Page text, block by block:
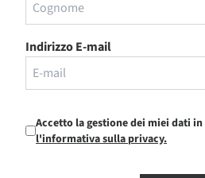
Indirizzo E-mail
Accetto la gestione dei miei dati
l'informativa sulla privacy.